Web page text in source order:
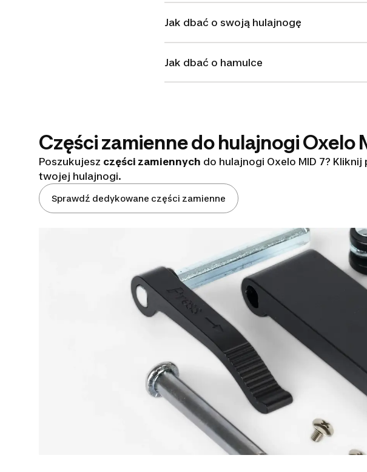
Jak dbać o swoją hulajnogę
Jak dbać o hamulce
Części zamienne do hulajnogi Oxelo
Poszukujesz części zamiennych do hulajnogi Oxelo MID 7?
twojej hulajnogi.
Sprawdź dedykowane części zamienne